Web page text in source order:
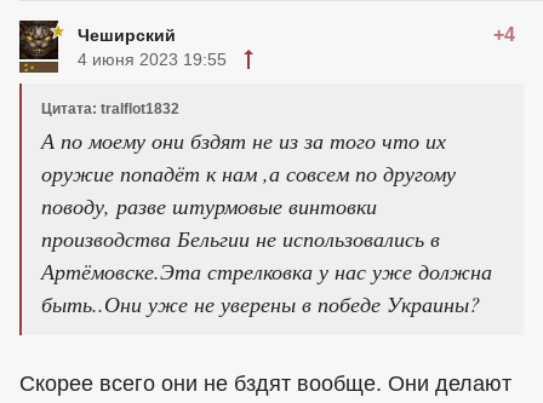
Чеширский +4
4 июня 2023 19:55
Цитата: tralflot1832
А по моему они бздят не из за того что их
оружие попадёт к нам ,а совсем по другому
поводу, разве штурмовые винтовки
производства Бельгии не использовались в
Артёмовске.Эта стрелковка у нас уже должна
быть..Они уже не уверены в победе Украины?
Скорее всего они не бздят вообще. Они делают